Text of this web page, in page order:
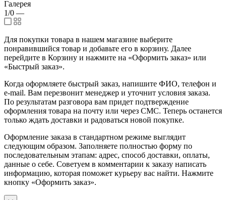
Галерея
1/0 —
Для покупки товара в нашем магазине выберите
понравившийся товар и добавьте его в корзину. Далее
перейдите в Корзину и нажмите на «Оформить заказ» или
«Быстрый заказ».
Когда оформляете быстрый заказ, напишите ФИО, телефон и
e-mail. Вам перезвонит менеджер и уточнит условия заказа.
По результатам разговора вам придет подтверждение
оформления товара на почту или через СМС. Теперь останется
только ждать доставки и радоваться новой покупке.
Оформление заказа в стандартном режиме выглядит
следующим образом. Заполняете полностью форму по
последовательным этапам: адрес, способ доставки, оплаты,
данные о себе. Советуем в комментарии к заказу написать
информацию, которая поможет курьеру вас найти. Нажмите
кнопку «Оформить заказ».